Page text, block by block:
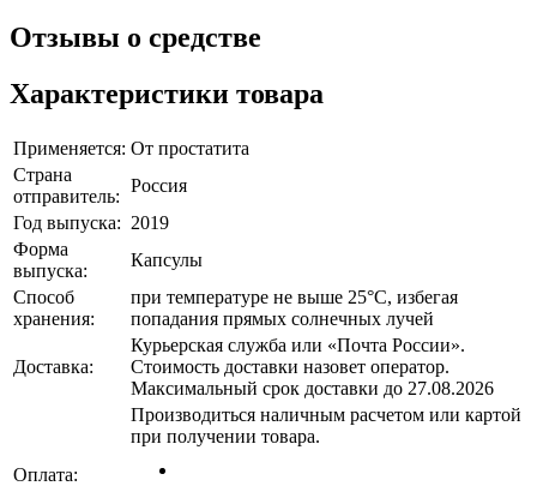
Отзывы о средстве
Характеристики товара
Применяется: От простатита
Страна
отправитель:
Россия
Год выпуска: 2019
Форма
выпуска:
Капсулы
Способ
хранения:
при температуре не выше 25°C, избегая
попадания прямых солнечных лучей
Доставка:
Курьерская служба или «Почта России».
Стоимость доставки назовет оператор.
Максимальный срок доставки до 27.08.2026
Оплата:
Производиться наличным расчетом или картой
при получении товара.